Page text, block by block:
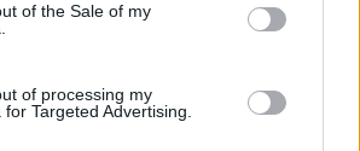
of the Sale of my
of processing my
Targeted Advertising.
cm
250x100 cm